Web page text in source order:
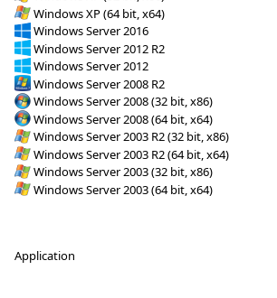
Windows XP (64 bit, x64)
Windows Server 2016
Windows Server 2012 R2
Windows Server 2012
Windows Server 2008 R2
Windows Server 2008 (32 bit, x86)
Windows Server 2008 (64 bit, x64)
Windows Server 2003 R2 (32 bit, x86)
Windows Server 2003 R2 (64 bit, x64)
Windows Server 2003 (32 bit, x86)
Windows Server 2003 (64 bit, x64)
Application